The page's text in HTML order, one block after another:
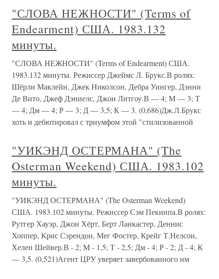
"СЛОВА НЕЖНОСТИ" (Terms of
Endearment) США. 1983.132
минуты.
"СЛОВА НЕЖНОСТИ" (Terms of Endearment) США.
1983.132 минуты. Режиссер Джеймс Л. Брукс.В ролях:
Шёрли Маклейн, Джек Николсон, Дебра Уингер, Дэнни
Де Вито, Джеф Дэниелс, Джон Литгоу.В — 4; М — 3; Т
— 4; Дм — 4; Р — 3; Д — 3,5; К — 3. (0,686)Дж.Л.Брукс
хоть и дебютировал с триумфом этой "стилизованной
"УИКЭНД ОСТЕРМАНА" (The
Osterman Weekend) США. 1983.102
минуты.
"УИКЭНД ОСТЕРМАНА" (The Osterman Weekend)
США. 1983.102 минуты. Режиссер Сэм Пекинпа.В ролях:
Рутгер Хауэр, Джон Хёрт, Берт Ланкастер, Деннис
Хоппер, Крис Сэрендон, Мег Фостер, Крейг Т.Нелсон,
Хелен Шейвер.В - 2; М - 1,5; Т - 2,5; Дм - 4; Р - 2; Д - 4; К
— 3,5. (0,521)Агент ЦРУ уверяет завербованного им